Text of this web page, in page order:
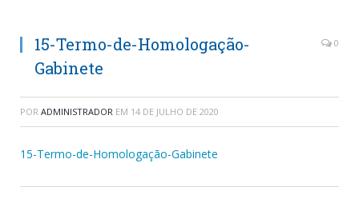
15-Termo-de-Homologação-
Gabinete
0
POR ADMINISTRADOR EM 14 DE JULHO DE 2020
15-Termo-de-Homologação-Gabinete